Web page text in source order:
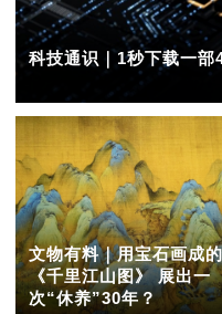
科技通识｜1秒下载一
文物有料｜用宝石画成的
《千里江山图》 展出一
次“休养”30年？